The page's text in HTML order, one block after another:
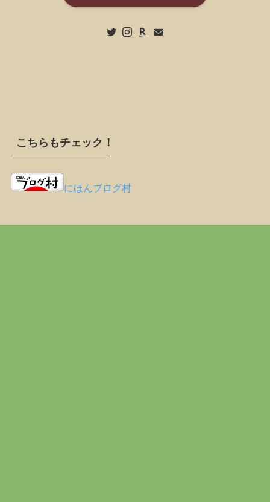
こちらもチェック！
にほんブログ村